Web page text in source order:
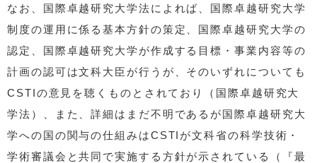
なお、国際卓越研究大学法によれば、国際卓越研究大学
制度の運用に係る基本方針の策定、国際卓越研究大学の
認定、国際卓越研究大学が作成する目標・事業内容等の
計画の認可は文科大臣が行うが、そのいずれについても
CSTIの意見を聴くものとされており（国際卓越研究大
学法）、また、詳細はまだ不明であるが国際卓越研究大
学への国の関与の仕組みはCSTIが文科省の科学技術・
学術審議会と共同で実施する方針が示されている（『最